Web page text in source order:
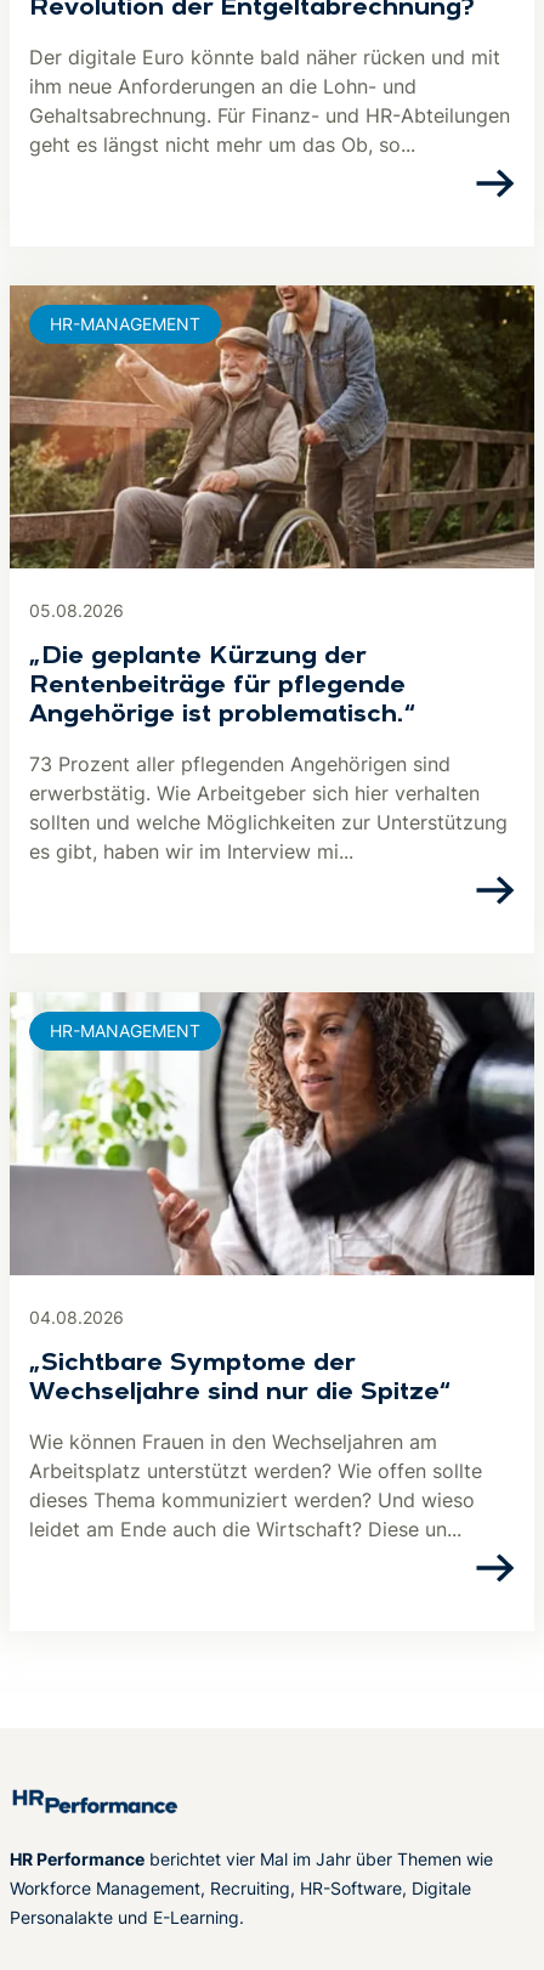
Revolution der Entgeltabrechnung?
Der digitale Euro könnte bald näher rücken und mit
ihm neue Anforderungen an die Lohn- und
Gehaltsabrechnung. Für Finanz- und HR-Abteilungen
geht es längst nicht mehr um das Ob, so...
05.08.2026
„Die geplante Kürzung der
Rentenbeiträge für pflegende
Angehörige ist problematisch.“
73 Prozent aller pflegenden Angehörigen sind
erwerbstätig. Wie Arbeitgeber sich hier verhalten
sollten und welche Möglichkeiten zur Unterstützung
es gibt, haben wir im Interview mi...
HR-MANAGEMENT
04.08.2026
„Sichtbare Symptome der
Wechseljahre sind nur die Spitze“
Wie können Frauen in den Wechseljahren am
Arbeitsplatz unterstützt werden? Wie offen sollte
dieses Thema kommuniziert werden? Und wieso
leidet am Ende auch die Wirtschaft? Diese un...
HR-MANAGEMENT
HR Performance berichtet vier Mal im Jahr über Themen wie
Workforce Management, Recruiting, HR-Software, Digitale
Personalakte und E-Learning.